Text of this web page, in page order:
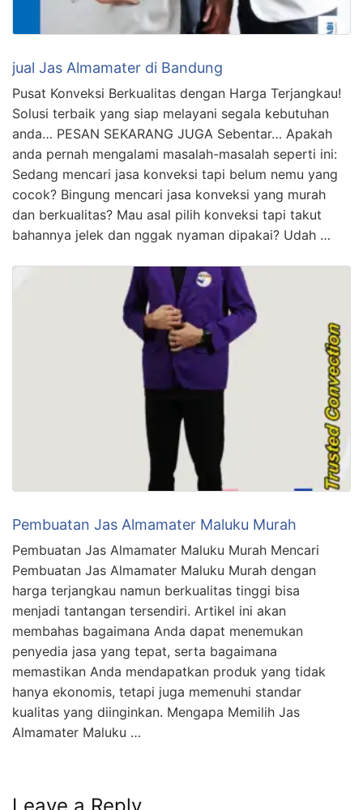
jual Jas Almamater di Bandung
Pusat Konveksi Berkualitas dengan Harga Terjangkau!
Solusi terbaik yang siap melayani segala kebutuhan
anda… PESAN SEKARANG JUGA Sebentar… Apakah
anda pernah mengalami masalah-masalah seperti ini:
Sedang mencari jasa konveksi tapi belum nemu yang
cocok? Bingung mencari jasa konveksi yang murah
dan berkualitas? Mau asal pilih konveksi tapi takut
bahannya jelek dan nggak nyaman dipakai? Udah …
Pembuatan Jas Almamater Maluku Murah
Pembuatan Jas Almamater Maluku Murah Mencari
Pembuatan Jas Almamater Maluku Murah dengan
harga terjangkau namun berkualitas tinggi bisa
menjadi tantangan tersendiri. Artikel ini akan
membahas bagaimana Anda dapat menemukan
penyedia jasa yang tepat, serta bagaimana
memastikan Anda mendapatkan produk yang tidak
hanya ekonomis, tetapi juga memenuhi standar
kualitas yang diinginkan. Mengapa Memilih Jas
Almamater Maluku …